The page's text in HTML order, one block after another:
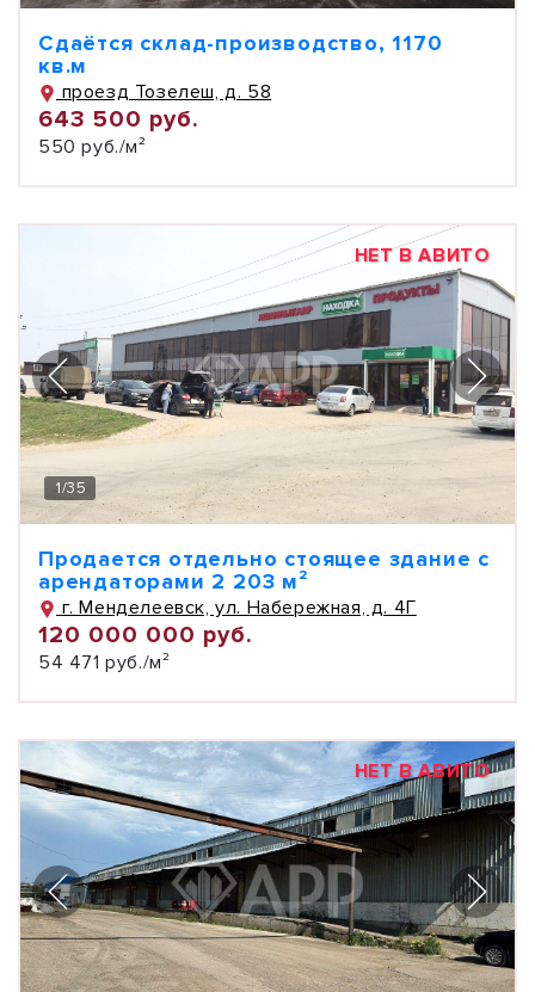
Сдаётся склад-производство, 1170
кв.м
проезд Тозелеш, д. 58
643 500 руб.
550 руб./м²
НЕТ В АВИТО
1/35
Продается отдельно стоящее здание с
арендаторами 2 203 м²
г. Менделеевск, ул. Набережная, д. 4Г
120 000 000 руб.
54 471 руб./м²
НЕТ В АВИТО